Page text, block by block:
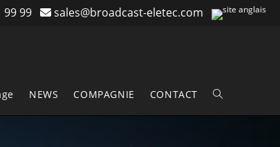
99 99 sales@broadcast-eletec.com
NEWS COMPAGNIE CONTACT Toggle